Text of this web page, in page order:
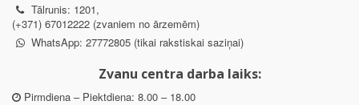
Tālrunis: 1201,
(+371) 67012222 (zvaniem no ārzemēm)
WhatsApp: 27772805 (tikai rakstiskai saziņai)
Zvanu centra darba laiks:
Pirmdiena – Piektdiena: 8.00 – 18.00